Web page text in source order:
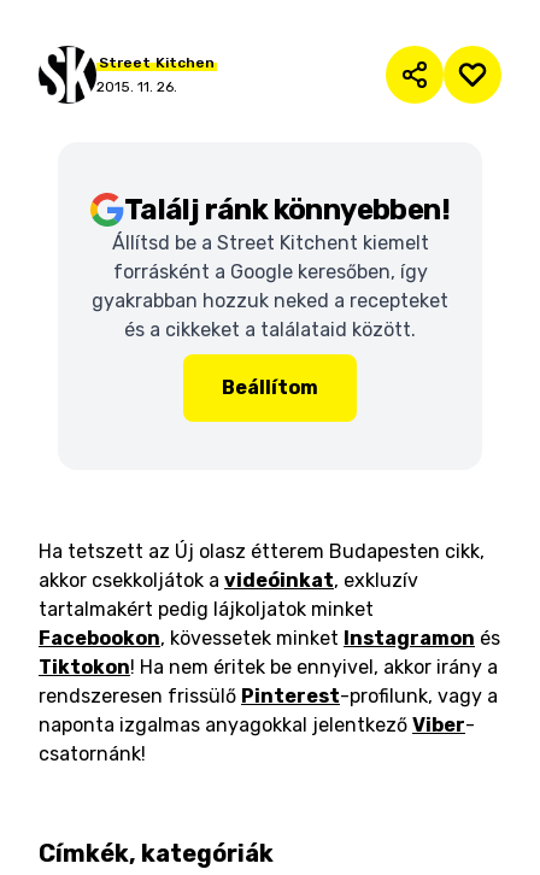
Street Kitchen
2015. 11. 26.
Találj ránk könnyebben!
Állítsd be a Street Kitchent kiemelt
forrásként a Google keresőben, így
gyakrabban hozzuk neked a recepteket
és a cikkeket a találataid között.
Beállítom
Ha tetszett az Új olasz étterem Budapesten cikk,
akkor csekkoljátok a videóinkat, exkluzív
tartalmakért pedig lájkoljatok minket
Facebookon, kövessetek minket Instagramon és
Tiktokon! Ha nem éritek be ennyivel, akkor irány a
rendszeresen frissülő Pinterest-profilunk, vagy a
naponta izgalmas anyagokkal jelentkező Viber-
csatornánk!
Címkék, kategóriák